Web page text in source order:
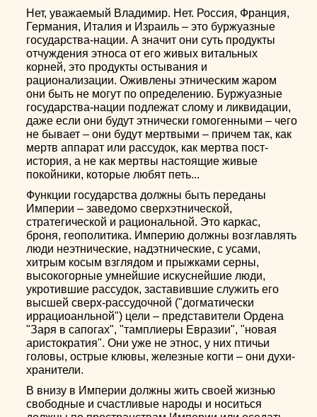
Нет, уважаемый Владимир. Нет. Россия, Франция,
Германия, Италия и Израиль – это буржуазные
государства-нации. А значит они суть продукты
отчуждения этноса от его живых витальных
корней, это продукты остывания и
рационализации. Оживлены этническим жаром
они быть не могут по определению. Буржуазные
государства-нации подлежат слому и ликвидации,
даже если они будут этнически гомогенными – чего
не бывает – они будут мертвыми – причем так, как
мертв аппарат или рассудок, как мертва пост-
история, а не как мертвы настоящие живые
покойники, которые любят петь...
Функции государства должны быть переданы
Империи – заведомо сверхэтнической,
стратегической и рациональной. Это каркас,
броня, геополитика. Империю должны возглавлять
люди неэтнические, надэтнические, с усами,
хитрым косым взглядом и прыжками серны,
высокогорные умнейшие искуснейшие люди,
укротившие рассудок, заставившие служить его
высшей сверх-рассудочной ("догматически
иррациоанльной") цели – представители Ордена
"Заря в сапогах", "тамплиеры Евразии", "новая
аристократия". Они уже не этнос, у них птичьи
головы, острые клювы, железные когти – они духи-
хранители.
В внизу в Империи должны жить своей жизнью
свободные и счастливые народы и носиться